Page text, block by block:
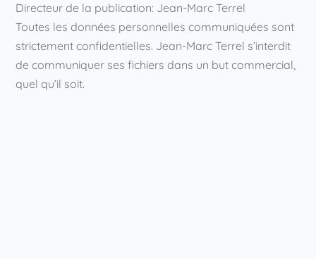
Directeur de la publication: Jean-Marc Terrel
Toutes les données personnelles communiquées sont
strictement confidentielles. Jean-Marc Terrel s’interdit
de communiquer ses fichiers dans un but commercial,
quel qu’il soit.